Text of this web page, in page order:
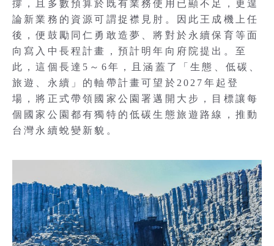
撐，且多數預算於既有業務使用已顯不足，更遑
論新業務的資源可謂捉襟見肘。因此王成機上任
後，便鼓勵同仁勇敢造夢、將對於永續保育等面
向寫入中長程計畫，預計明年向府院提出。至
此，這個長達5～6年，且涵蓋了「生態、低碳、
旅遊、永續」的軸帶計畫可望於2027年起登
場，將正式帶領國家公園署邁開大步，目標讓每
個國家公園都有獨特的低碳生態旅遊路線，推動
台灣永續蛻變新貌。